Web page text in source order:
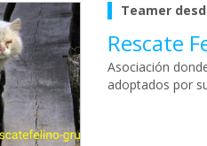
Teamer
Rescate
Asociación
adoptados por